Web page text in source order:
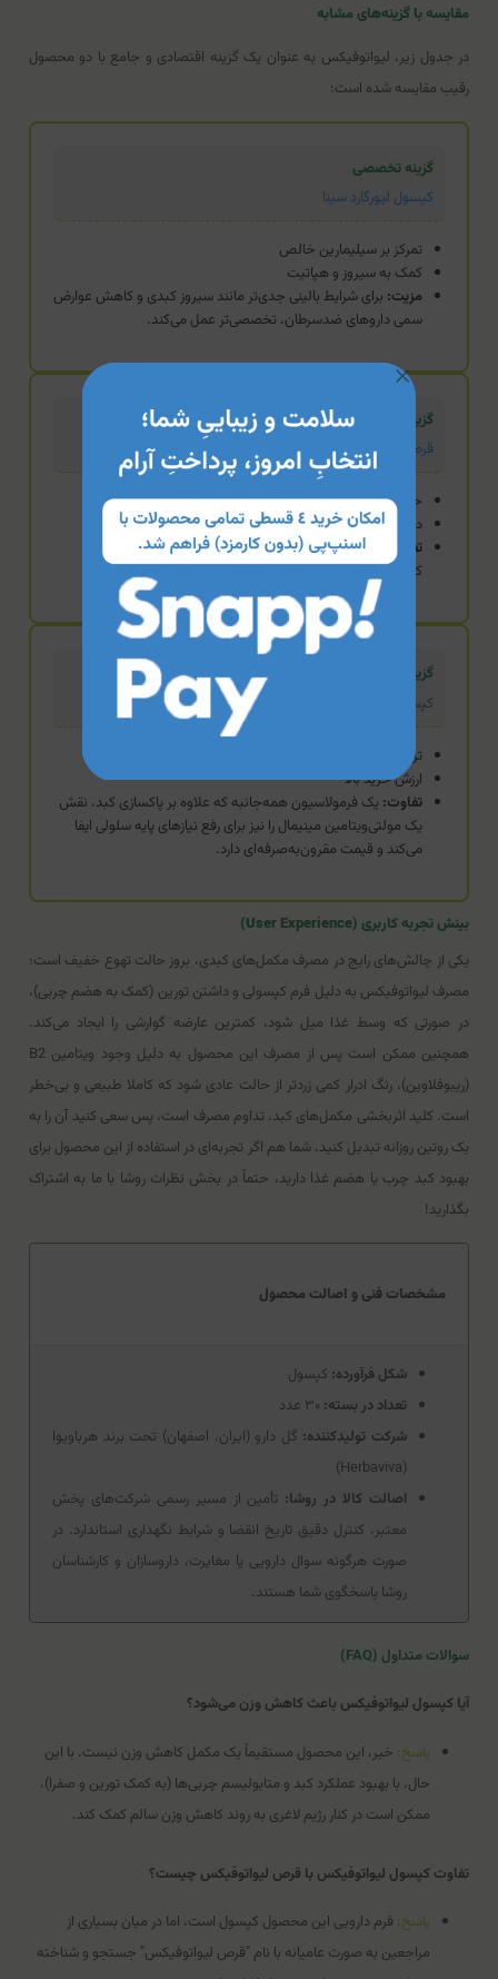
مقایسه با گزینه‌های مشابه
در جدول زیر، لیواتوفیکس به عنوان یک گزینه اقتصادی و جامع با دو محصول
رقیب مقایسه شده است:
گزینه تخصصی
کپسول لیورگارد سینا
تمرکز بر سیلیمارین خالص
کمک به سیروز و هپاتیت
مزیت: برای شرایط بالینی جدی‌تر مانند سیروز کبدی و کاهش عوارض
سمی داروهای ضدسرطان، تخصصی‌تر عمل می‌کند.
گزینه استاندارد
قرص لیوردین کمپلکس دینه
حاوی خارمریم، زردچوبه و فلفل سیاه
درمان سوء هاضمه
تفاوت:
وجود فلفل سیاه (پایپرین) در لیوردین به جذب بهتر
کورکومین کمک می‌کند، اما فاقد ویتامین‌ها و تورین است.
گزینه اقتصادی (محصول فعلی)
کپسول لیواتو فیکس هرباویوا
ترکیب جامع (گیاهی + ویتامین + تورین)
ارزش خرید بالا
تفاوت: یک فرمولاسیون همه‌جانبه که علاوه بر پاکسازی کبد، نقش
یک مولتی‌ویتامین مینیمال را نیز برای رفع نیازهای پایه سلولی ایفا
می‌کند و قیمت مقرون‌به‌صرفه‌ای دارد.
بینش تجربه کاربری (User Experience)
یکی از چالش‌های رایج در مصرف مکمل‌های کبدی، بروز حالت تهوع خفیف است؛
مصرف لیواتوفیکس به دلیل فرم کپسولی و داشتن تورین (کمک به هضم چربی)،
در صورتی که وسط غذا میل شود، کمترین عارضه گوارشی را ایجاد می‌کند.
همچنین ممکن است پس از مصرف این محصول به دلیل وجود ویتامین B2
(ریبوفلاوین)، رنگ ادرار کمی زردتر از حالت عادی شود که کاملا طبیعی و بی‌خطر
است. کلید اثربخشی مکمل‌های کبد، تداوم مصرف است، پس سعی کنید آن را به
یک روتین روزانه تبدیل کنید. شما هم اگر تجربه‌ای در استفاده از این محصول برای
بهبود کبد چرب یا هضم غذا دارید، حتماً در بخش نظرات روشا با ما به اشتراک
بگذارید!
مشخصات فنی و اصالت محصول
شکل فرآورده: کپسول
تعداد در بسته:
شرکت تولیدکننده: گل دارو (ایران، اصفهان) تحت برند هرباویوا
(Herbaviva)
اصالت کالا در روشا: تأمین از مسیر رسمی شرکت‌های پخش
معتبر، کنترل دقیق تاریخ انقضا و شرایط نگهداری استاندارد. در
صورت هرگونه سوال دارویی یا مغایرت، داروسازان و کارشناسان
روشا پاسخگوی شما هستند.
سوالات متداول (FAQ)
آیا کپسول لیواتوفیکس باعث کاهش وزن می‌شود؟
پاسخ: خیر، این محصول مستقیماً یک مکمل کاهش وزن نیست. با این
حال، با بهبود عملکرد کبد و متابولیسم چربی‌ها (به کمک تورین و صفرا)،
ممکن است در کنار رژیم لاغری به روند کاهش وزن سالم کمک کند.
تفاوت کپسول لیواتوفیکس با قرص لیواتوفیکس چیست؟
پاسخ: فرم دارویی این محصول کپسول است، اما در میان بسیاری از
مراجعین به صورت عامیانه با نام "قرص لیواتوفیکس" جستجو و شناخته